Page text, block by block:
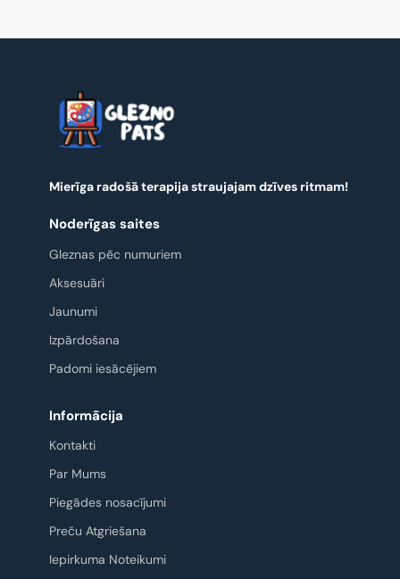
Mierīga radošā terapija straujajam dzīves ritmam!
Noderīgas saites
Gleznas pēc numuriem
Aksesuāri
Jaunumi
Izpārdošana
Padomi iesācējiem
Informācija
Kontakti
Par Mums
Piegādes nosacījumi
Preču Atgriešana
Iepirkuma Noteikumi